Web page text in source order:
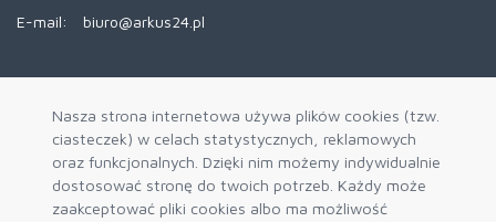
Nasza strona internetowa używa plików cookies (tzw.
ciasteczek) w celach statystycznych, reklamowych
oraz funkcjonalnych. Dzięki nim możemy indywidualnie
dostosować stronę do twoich potrzeb. Każdy może
zaakceptować pliki cookies albo ma możliwość
E-mail:
biuro@arkus24.pl
Kontakt
Trasy Dostaw
REGULAMINY